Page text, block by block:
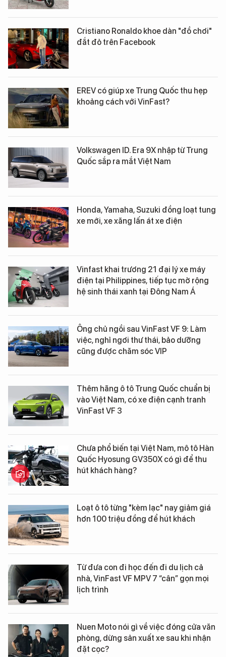
Cristiano Ronaldo khoe dàn "đồ chơi"
đắt đỏ trên Facebook
EREV có giúp xe Trung Quốc thu hẹp
khoảng cách với VinFast?
Volkswagen ID. Era 9X nhập từ Trung
Quốc sắp ra mắt Việt Nam
Honda, Yamaha, Suzuki đồng loạt tung
xe mới, xe xăng lấn át xe điện
Vinfast khai trương 21 đại lý xe máy
điện tại Philippines, tiếp tục mở rộng
hệ sinh thái xanh tại Đông Nam Á
Ông chủ ngồi sau VinFast VF 9: Làm
việc, nghỉ ngơi thư thái, bảo dưỡng
cũng được chăm sóc VIP
Thêm hãng ô tô Trung Quốc chuẩn bị
vào Việt Nam, có xe điện cạnh tranh
VinFast VF 3
Chưa phổ biến tại Việt Nam, mô tô Hàn
Quốc Hyosung GV350X có gì để thu
hút khách hàng?
Loạt ô tô từng "kèm lạc" nay giảm giá
hơn 100 triệu đồng để hút khách
Từ đưa con đi học đến đi du lịch cả
nhà, VinFast VF MPV 7 “cân” gọn mọi
lịch trình
Nuen Moto nói gì về việc đóng cửa văn
phòng, dừng sản xuất xe sau khi nhận
đặt cọc?